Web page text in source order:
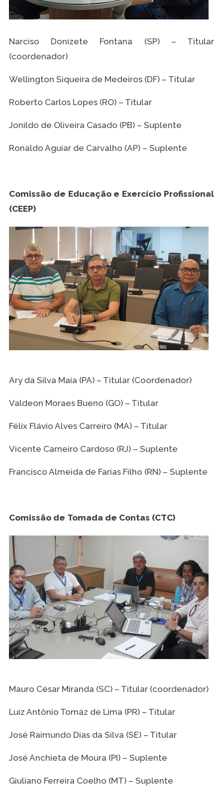
Narciso Donizete Fontana (SP) – Titular
(coordenador)
Wellington Siqueira de Medeiros (DF) – Titular
Roberto Carlos Lopes (RO) – Titular
Jonildo de Oliveira Casado (PB) – Suplente
Ronaldo Aguiar de Carvalho (AP) – Suplente
Comissão de Educação e Exercício Profissional
(CEEP)
Ary da Silva Maia (PA) – Titular (Coordenador)
Valdeon Moraes Bueno (GO) – Titular
Félix Flávio Alves Carreiro (MA) – Titular
Vicente Carneiro Cardoso (RJ) – Suplente
Francisco Almeida de Farias Filho (RN) – Suplente
Comissão de Tomada de Contas (CTC)
Mauro César Miranda (SC) – Titular (coordenador)
Luiz Antônio Tomáz de Lima (PR) – Titular
José Raimundo Dias da Silva (SE) – Titular
José Anchieta de Moura (PI) – Suplente
Giuliano Ferreira Coelho (MT) – Suplente